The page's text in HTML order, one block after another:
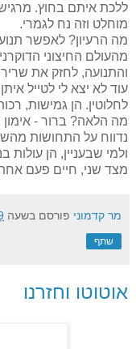
ללכת איתם בחוץ.
מוחלט וזה נח לגמרי.
מה הרעיון? לאפשר
מהעולם החיצוני
והתנועה, לחזק את
עוד לא יצא לי לטייל
לחלוטין. הן גמישות,
מה הלאה? ברור - אימון
נדווח על התחושות
מצד שני, חיים פעם
מר קדמוני פורסם בשעה
שתף
אוטוטו וחזרנו